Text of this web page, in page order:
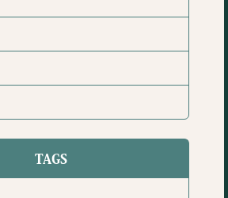
TAGS